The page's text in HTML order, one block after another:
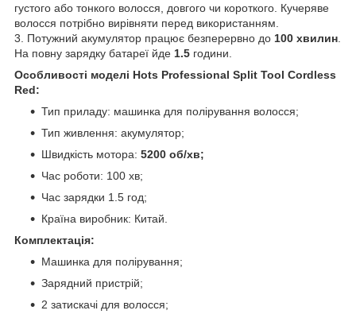
густого або тонкого волосся, довгого чи короткого. Кучеряве
волосся потрібно вирівняти перед використанням.
3. Потужний акумулятор працює безперервно до 100 хвилин
На повну зарядку батареї йде 1.5 години.
Особливості моделі Hots Professional Split Tool Cordless
Red:
Тип приладу: машинка для полірування волосся;
Тип живлення: акумулятор;
Швидкість мотора: 5200 об/хв;
Час роботи: 100 хв;
Час зарядки 1.5 год;
Країна виробник: Китай.
Комплектація:
Машинка для полірування;
Зарядний пристрій;
2 затискачі для волосся;